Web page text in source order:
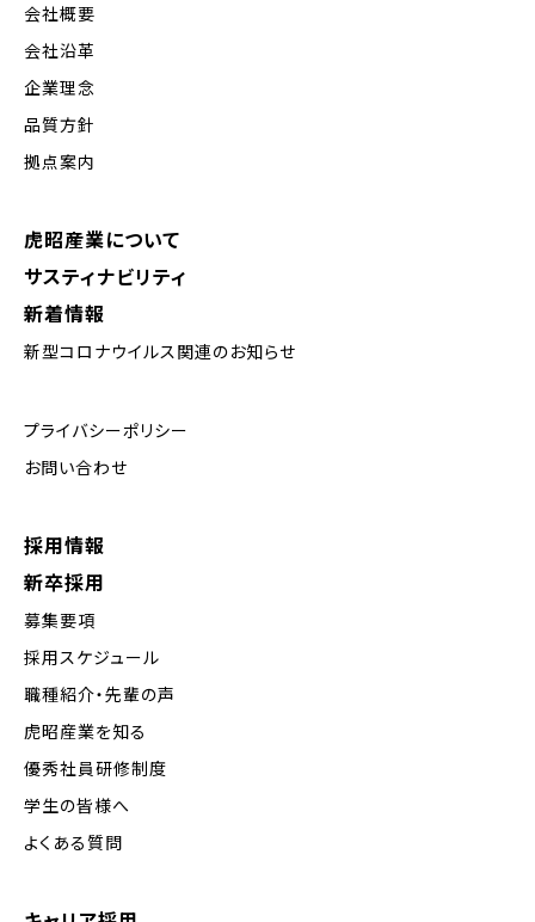
会社概要
会社沿革
企業理念
品質方針
拠点案内
虎昭産業について
サスティナビリティ
新着情報
新型コロナウイルス関連のお知らせ
プライバシーポリシー
お問い合わせ
採用情報
新卒採用
募集要項
採用スケジュール
職種紹介・先輩の声
虎昭産業を知る
優秀社員研修制度
学生の皆様へ
よくある質問